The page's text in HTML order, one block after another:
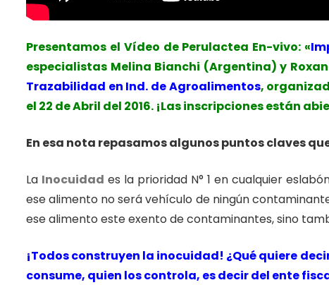
Presentamos el Vídeo de Perulactea En-vivo: «
especialistas Melina Bianchi (Argentina) y
Trazabilidad en Ind. de Agroalimentos,
el 22 de Abril del 2016. ¡Las inscripciones están
En esa nota repasamos algunos puntos claves
La Inocuidad es la prioridad N° 1 en cualquier
ese alimento no será vehículo de ningún
ese alimento este exento de contaminantes, sino
¡Todos construyen la inocuidad! ¿Qué quiere
consume, quien los controla, es decir del ente